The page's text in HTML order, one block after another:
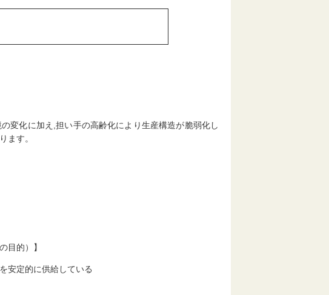
変化に加え,担い手の高齢化により生産構造が脆弱化し
ます。
目的）】
安定的に供給している